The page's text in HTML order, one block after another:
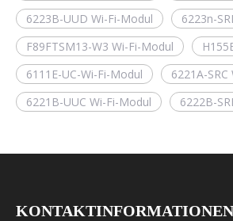
6223B-UUD Wi-Fi-Modul
6223n-
F89FTSM13-W3 Wi-Fi-Modul
6111E-UC-Wi-Fi-Modul
6221A-
6221B-UUC Wi-Fi-Modul
6222B-
KONTAKTINFORMATIONEN